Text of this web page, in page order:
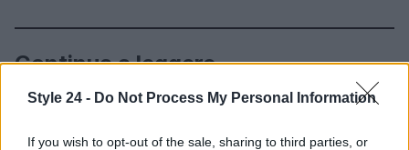
Style 24 - Do Not Process My Personal Information
If you wish to opt-out of the sale, sharing to third parties, or
Continua a leggere